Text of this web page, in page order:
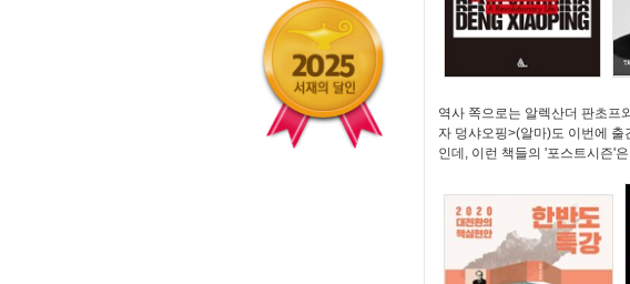
역사 쪽으로는 알렉산더 판초프
자 덩샤오핑>(알마)도 이번에
인데, 이런 책들의 '포스트시즌'